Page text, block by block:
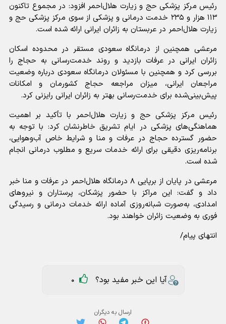
رئیس مرکز پزشکی حج و زیارت هلال‌احمر افزود: در مجموع تاکنون
۱۱۳ هزار و ۲۳۵ خدمت درمانی و پزشکی از سوی مرکز پزشکی حج و
زیارت هلال‌احمر در عربستان به زائران ایرانی ارائه شده است.
مرعشی همچنین از درمانگاه سعودی مستقر در محدوده اسکان
زائران ایرانی در عرفات بازدید و روند خدمت‌رسانی به حجاج را
بررسی کرد و همچنین با مسئولان درمانگاه سعودی درباره وضعیت
مراجعان ایرانی، میزان مراجعه حجاج کشورمان و امکانات
پیش‌بینی‌شده برای خدمت‌رسانی بهتر به زائران ایرانی رایزنی کرد.
رئیس مرکز پزشکی حج و زیارت هلال‌احمر با تأکید بر اهمیت
هماهنگی‌های پزشکی در ایام تشریق خاطرنشان کرد: با توجه به
حضور گسترده حجاج در عرفات و منا و شرایط خاص آب‌وهوایی،
برنامه‌ریزی دقیقی برای ارائه خدمات سریع و مطلوب درمانی انجام
شده است.
مرعشی در پایان از برپایی ۸ درمانگاه هلال‌احمر در عرفات و منا خبر
داد و گفت: این مراکز با حضور پزشکان، پرستاران و نیرو‌های
امدادی، به‌صورت شبانه‌روزی آماده ارائه خدمات درمانی و رسیدگی
فوری به وضعیت زائران خواهند بود.
انتهای پیام/
آیا این خبر مفید بود؟ 0
ارسال به دیگران